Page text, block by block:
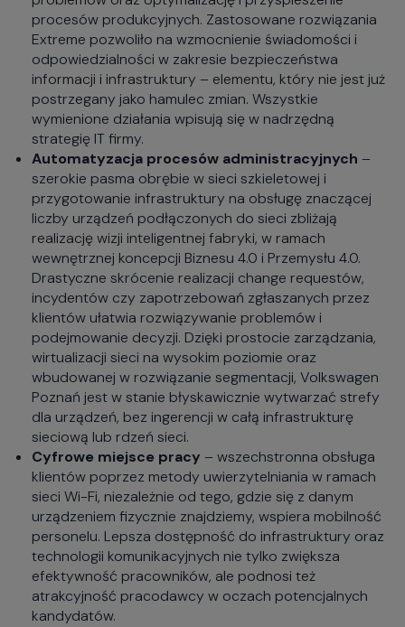
procesów produkcyjnych. Zastosowane rozwiązania
Extreme pozwoliło na wzmocnienie świadomości i
odpowiedzialności w zakresie bezpieczeństwa
informacji i infrastruktury – elementu, który nie jest już
postrzegany jako hamulec zmian. Wszystkie
wymienione działania wpisują się w nadrzędną
strategię IT firmy.
Automatyzacja procesów administracyjnych –
szerokie pasma obrębie w sieci szkieletowej i
przygotowanie infrastruktury na obsługę znaczącej
liczby urządzeń podłączonych do sieci zbliżają
realizację wizji inteligentnej fabryki, w ramach
wewnętrznej koncepcji Biznesu 4.0 i Przemysłu 4.0.
Drastyczne skrócenie realizacji change requestów,
incydentów czy zapotrzebowań zgłaszanych przez
klientów ułatwia rozwiązywanie problemów i
podejmowanie decyzji. Dzięki prostocie zarządzania,
wirtualizacji sieci na wysokim poziomie oraz
wbudowanej w rozwiązanie segmentacji, Volkswagen
Poznań jest w stanie błyskawicznie wytwarzać strefy
dla urządzeń, bez ingerencji w całą infrastrukturę
sieciową lub rdzeń sieci.
Cyfrowe miejsce pracy – wszechstronna obsługa
klientów poprzez metody uwierzytelniania w ramach
sieci Wi-Fi, niezależnie od tego, gdzie się z danym
urządzeniem fizycznie znajdziemy, wspiera mobilność
personelu. Lepsza dostępność do infrastruktury oraz
technologii komunikacyjnych nie tylko zwiększa
efektywność pracowników, ale podnosi też
atrakcyjność pracodawcy w oczach potencjalnych
kandydatów.